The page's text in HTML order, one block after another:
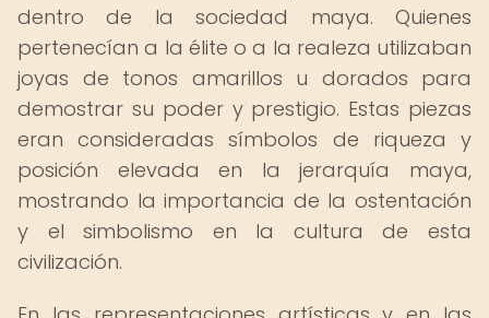
dentro de la sociedad maya. Quienes
pertenecían a la élite o a la realeza utilizaban
joyas de tonos amarillos u dorados para
demostrar su poder y prestigio. Estas piezas
eran consideradas símbolos de riqueza y
posición elevada en la jerarquía maya,
mostrando la importancia de la ostentación
y el simbolismo en la cultura de esta
civilización.